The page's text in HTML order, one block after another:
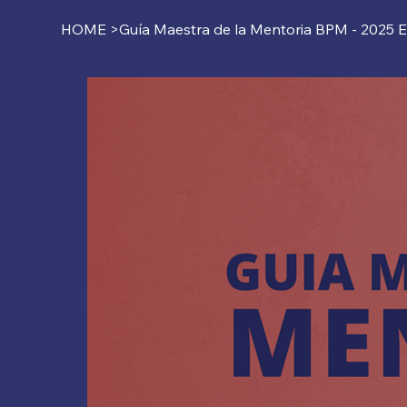
HOME >Guía Maestra de la Mentoria BPM - 2025